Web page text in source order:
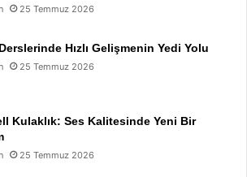
25 Temmuz 2026
Hızlı Gelişmenin Yedi Yolu
25 Temmuz 2026
Kulaklık: Ses Kalitesinde Yeni Bir
25 Temmuz 2026